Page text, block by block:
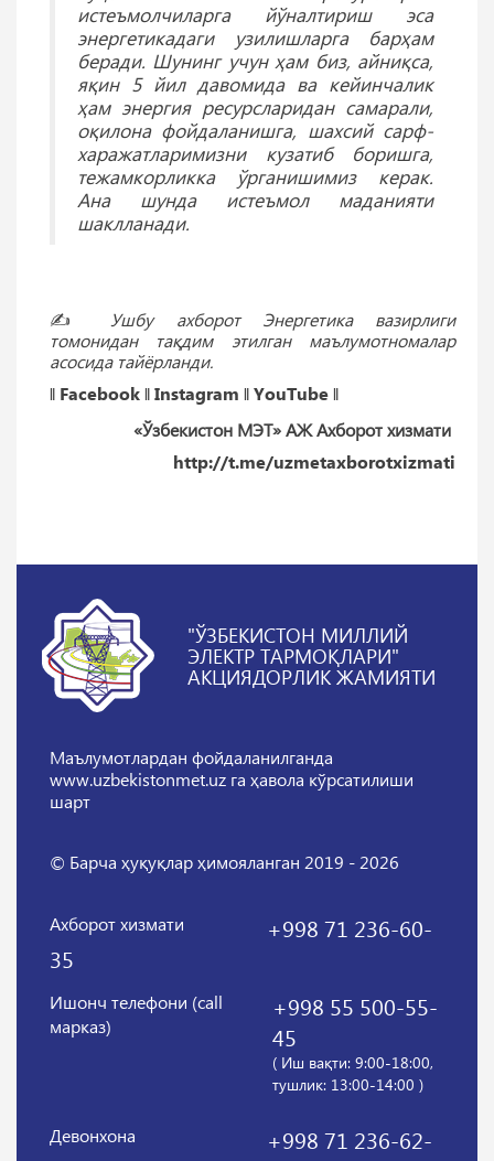
истеъмолчиларга йўналтириш эса
энергетикадаги узилишларга барҳам
беради. Шунинг учун ҳам биз, айниқса,
яқин 5 йил давомида ва кейинчалик
ҳам энергия ресурсларидан самарали,
оқилона фойдаланишга, шахсий сарф-
харажатларимизни кузатиб боришга,
тежамкорликка ўрганишимиз керак.
Ана шунда истеъмол маданияти
шаклланади.
✍️
Ушбу ахборот Энергетика вазирлиги
томонидан тақдим этилган маълумотномалар
асосида тайёрланди.
‖ Facebook‖Instagram ‖YouTube‖
«Ўзбекистон МЭТ» АЖ Ахборот хизмати
http://t.me/uzmetaxborotxizmati
"ЎЗБЕКИСТОН МИЛЛИЙ
ЭЛЕКТР ТАРМОҚЛАРИ"
АКЦИЯДОРЛИК ЖАМИЯТИ
Маълумотлардан фойдаланилганда
www.uzbekistonmet.uz га ҳавола кўрсатилиши
шарт
© Барча ҳуқуқлар ҳимояланган 2019 - 2026
Ахборот хизмати
+998 71 236-60-
35
Ишонч телефони (call
марказ)
+998 55 500-55-
45
( Иш вақти: 9:00-18:00,
тушлик: 13:00-14:00 )
Девонхона
+998 71 236-62-